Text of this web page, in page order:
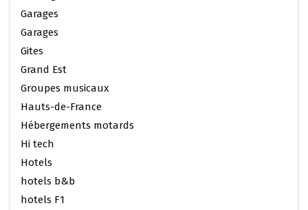
Garages
Garages
Gites
Grand Est
Groupes musicaux
Hauts-de-France
Hébergements motards
Hi tech
Hotels
hotels b&b
hotels F1